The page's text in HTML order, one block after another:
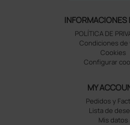
INFORMACIONES
POLÍTICA DE
Condiciones de
Cookies
Configurar
MY
Pedidos y
Lista de
Mis datos